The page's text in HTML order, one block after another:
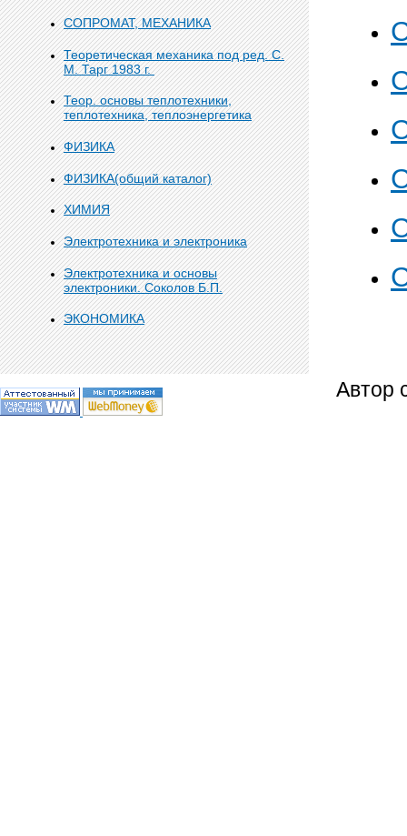
СОПРОМАТ, МЕХАНИКА
Теоретическая механика под ред. С.
М. Тарг 1983 г.
Теор. основы теплотехники,
теплотехника, теплоэнергетика
ФИЗИКА
ФИЗИКА(общий каталог)
ХИМИЯ
Электротехника и электроника
Электротехника и основы
электроники. Соколов Б.П.
ЭКОНОМИКА
Автор